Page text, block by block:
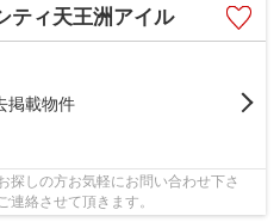
ティ天王洲アイル
掲載物件
探しの方お気軽にお問い合わせ下さ
連絡させて頂きます。